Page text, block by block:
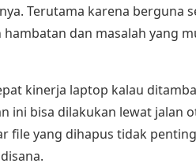
Terutama karena berguna
dan masalah yang
kinerja laptop kalau
ini bisa dilakukan lewat jalan
file yang dihapus tidak